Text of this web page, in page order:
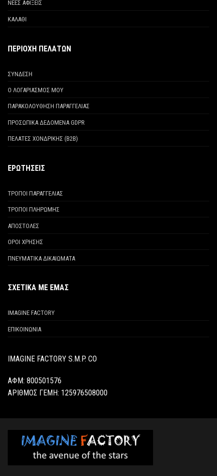
ΝΕΕΣ ΑΦΙΞΕΙΣ
ΚΑΛΑΘΙ
ΠΕΡΙΟΧΗ ΠΕΛΑΤΩΝ
ΣΥΝΔΕΣΗ
Ο ΛΟΓΑΡΙΑΣΜΟΣ ΜΟΥ
ΠΑΡΑΚΟΛΟΥΘΗΣΗ ΠΑΡΑΓΓΕΛΙΑΣ
ΠΡΟΣΩΠΙΚΑ ΔΕΔΟΜΕΝΑ GDPR
ΠΕΛΑΤΕΣ ΧΟΝΔΡΙΚΗΣ (Β2Β)
ΕΡΩΤΗΣΕΙΣ
ΤΡΟΠΟΙ ΠΑΡΑΓΓΕΛΙΑΣ
ΤΡΟΠΟΙ ΠΛΗΡΩΜΗΣ
ΑΠΟΣΤΟΛΕΣ
ΟΡΟΙ ΧΡΗΣΗΣ
ΠΝΕΥΜΑΤΙΚΑ ΔΙΚΑΙΩΜΑΤΑ
ΣΧΕΤΙΚΑ ΜΕ ΕΜΑΣ
IMAGINE FACTORY
ΕΠΙΚΟΙΝΩΝΙΑ
IMAGINE FACTORY S.M.P. CO
ΑΦΜ: 800501576
ΑΡΙΘΜΟΣ ΓΕΜΗ: 125976508000